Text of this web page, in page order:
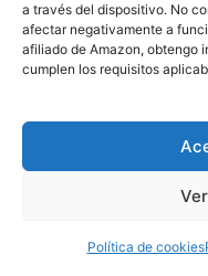
a través del dispositivo. No
afectar negativamente a
afiliado de Amazon, obtengo
cumplen los requisitos
Política de cookies
Nombre
Web